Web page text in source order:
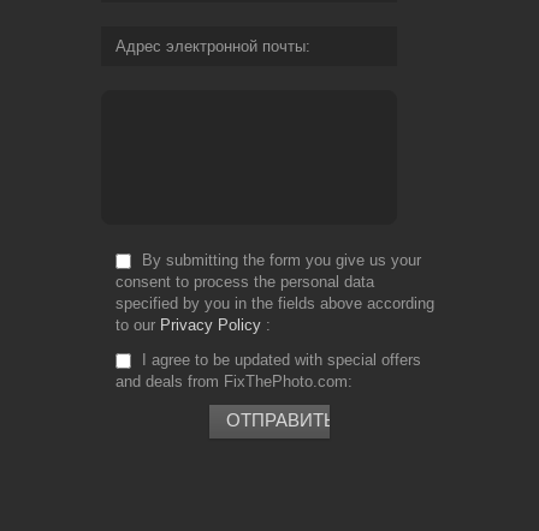
Адрес электронной почты
By submitting the form you give us your
consent to process the personal data
specified by you in the fields above according
to our Privacy Policy
I agree to be updated with special offers
and deals from FixThePhoto.com